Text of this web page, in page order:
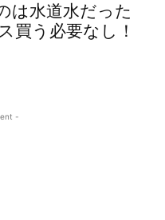
は水道水だった
買う必要なし！
-